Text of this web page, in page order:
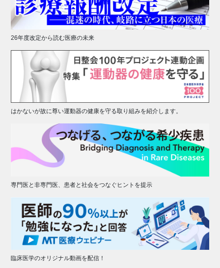
26年度改定から読む医療の未来
はかないが故に尊い運動器の健康を守る取り組みを紹介します。
専門医と非専門医、患者と社会をつなぐヒントを提示
臨床医学のオリジナル動画を配信！